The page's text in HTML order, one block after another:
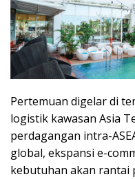
Pertemuan digelar di
logistik kawasan Asia
perdagangan intra-
global, ekspansi e-
kebutuhan akan rantai